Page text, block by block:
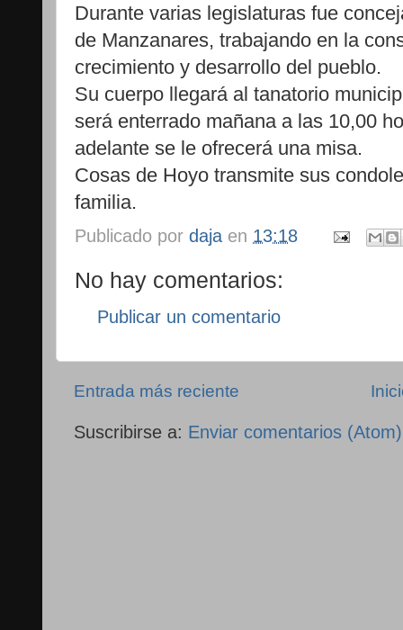
Durante varias legislaturas fue
de Manzanares, trabajando en la
crecimiento y desarrollo del pueblo.
Su cuerpo llegará al tanatorio
será enterrado mañana a las 10,00
adelante se le ofrecerá una misa.
Cosas de Hoyo transmite sus
familia.
Publicado por daja en 13:18
No hay comentarios:
Publicar un comentario
Entrada más reciente
Suscribirse a: Enviar comentarios (Atom)